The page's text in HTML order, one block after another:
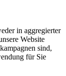
in aggregierter
Website
sind,
für Sie